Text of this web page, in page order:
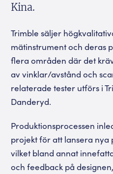
Kina.
Trimble säljer
mätinstrument och deras
flera områden där det
av vinklar/avstånd och
relaterade tester utförs i
Danderyd.
Produktionsprocessen
projekt för att lansera
vilket bland annat
och feedback på